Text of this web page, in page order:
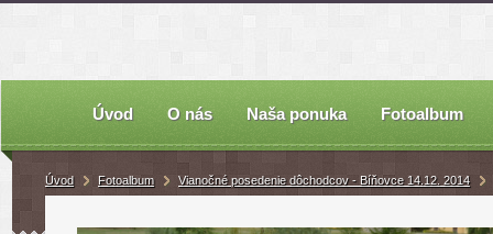
Úvod O nás Naša ponuka Fotoalbum
Úvod Fotoalbum Vianočné posedenie dôchodcov - Bíňovce 14.12. 2014